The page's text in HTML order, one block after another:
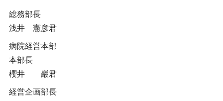
総務部長
浅井 憲彦君
病院経営本部
本部長
櫻井 巖君
経営企画部長